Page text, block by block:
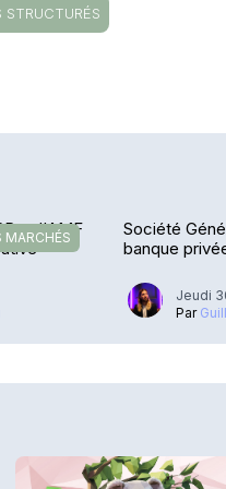
STRUCTURÉS
MARCHÉS
et l'AMF
Société
banque
Jeudi
Par